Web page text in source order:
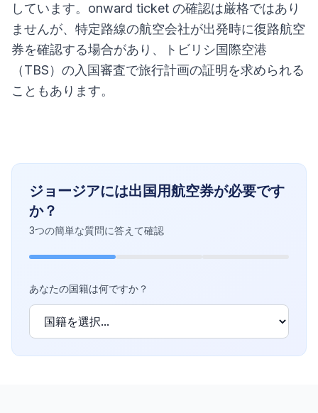
しています。onward ticket の確認は厳格ではあり
ませんが、特定路線の航空会社が出発時に復路航空
券を確認する場合があり、トビリシ国際空港
（TBS）の入国審査で旅行計画の証明を求められる
こともあります。
ジョージアには出国用航空券が必要です
か？
3つの簡単な質問に答えて確認
あなたの国籍は何ですか？